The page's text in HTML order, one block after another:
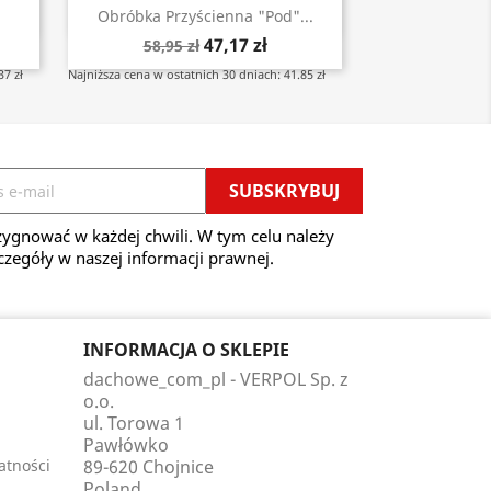
zł
Obróbka Przyścienna "pod"...
58,95 zł 47,17 zł
Najniższa cena w ostatnich 30 dniach: 41.85 zł
Szybki podgląd
w każdej chwili. W tym celu należy
w naszej informacji prawnej.
INFORMACJA O SKLEPIE
dachowe_com_pl - VERPOL Sp. z
o.o.
ul. Torowa 1
Pawłówko
89-620 Chojnice